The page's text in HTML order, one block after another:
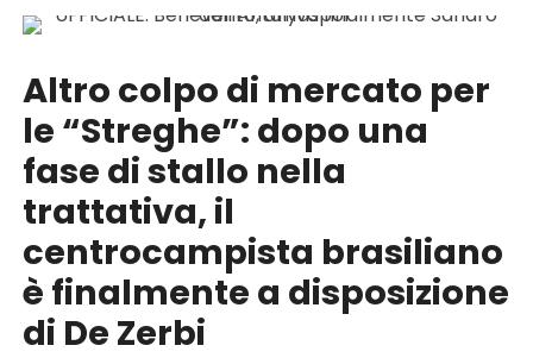
Altro colpo di mercato per
le “Streghe”: dopo una
fase di stallo nella
trattativa, il
centrocampista brasiliano
è finalmente a disposizione
di De Zerbi